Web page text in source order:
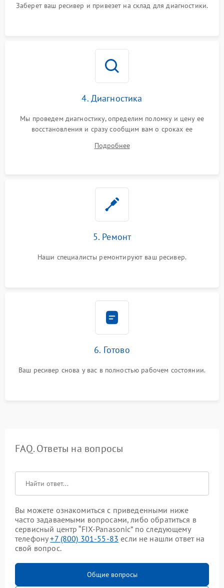
Заберет ваш ресивер и привезет на склад для диагностики.
4. Диагностика
Мы проведем диагностику, определим поломку и цену ее
восстановления и сразу сообщим вам о сроках ее
Подробнее
5. Ремонт
Наши специалисты ремонтируют ваш ресивер.
6. Готово
Ваш ресивер снова у вас в полностью рабочем состоянии.
FAQ. Ответы на вопросы
Вы можете ознакомиться с приведенными ниже
часто задаваемыми вопросами, либо обратиться в
сервисный центр “FIX-Panasonic” по следующему
телефону+7 (800) 301-55-83 если не нашли ответ на
свой вопрос.
Общие вопросы